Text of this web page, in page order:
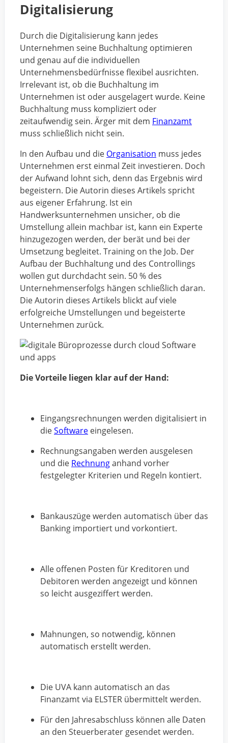
Digitalisierung
Durch die Digitalisierung kann jedes
Unternehmen seine Buchhaltung optimieren
und genau auf die individuellen
Unternehmensbedürfnisse flexibel ausrichten.
Irrelevant ist, ob die Buchhaltung im
Unternehmen ist oder ausgelagert wurde. Keine
Buchhaltung muss kompliziert oder
zeitaufwendig sein. Ärger mit dem Finanzamt
muss schließlich nicht sein.
In den Aufbau und die Organisation muss jedes
Unternehmen erst einmal Zeit investieren. Doch
der Aufwand lohnt sich, denn das Ergebnis wird
begeistern. Die Autorin dieses Artikels spricht
aus eigener Erfahrung. Ist ein
Handwerksunternehmen unsicher, ob die
Umstellung allein machbar ist, kann ein Experte
hinzugezogen werden, der berät und bei der
Umsetzung begleitet. Training on the Job. Der
Aufbau der Buchhaltung und des Controllings
wollen gut durchdacht sein. 50 % des
Unternehmenserfolgs hängen schließlich daran.
Die Autorin dieses Artikels blickt auf viele
erfolgreiche Umstellungen und begeisterte
Unternehmen zurück.
Die Vorteile liegen klar auf der Hand:
Eingangsrechnungen werden digitalisiert in
dieSoftware eingelesen.
Rechnungsangaben werden ausgelesen
und die Rechnunganhand vorher
festgelegter Kriterien und Regeln kontiert.
Bankauszüge werden automatisch über das
Banking importiert und vorkontiert.
Alle offenen Posten für Kreditoren und
Debitoren werden angezeigt und können
so leicht ausgeziffert werden.
Mahnungen, so notwendig, können
automatisch erstellt werden.
Die UVA kann automatisch an das
Finanzamt via ELSTER übermittelt werden.
Für den Jahresabschluss können alle Daten
an den Steuerberater gesendet werden.